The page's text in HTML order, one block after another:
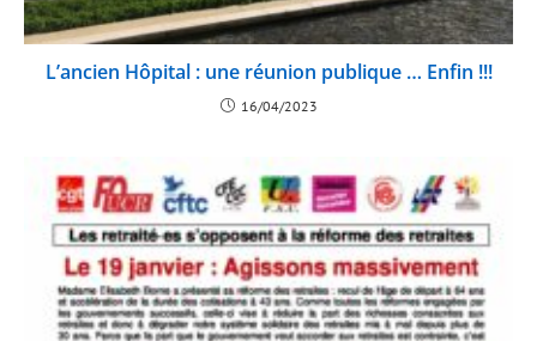
L’ancien Hôpital : une réunion publique … Enfin !!!
16/04/2023